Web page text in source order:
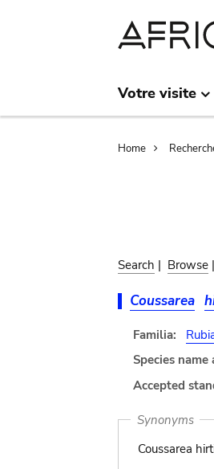
Votre visite
Home
Search | Browse |
Coussarea
Familia:
Species
Accepted
Synonyms
Coussarea